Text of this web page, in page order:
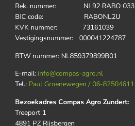
Rek. nummer: NL92 RABO
BIC code: RABONL2U
KVK nummer: 73161039
Vestigingsnummer: 000041224787
BTW nummer: NL859379899B01
E-mail: info@compas-agro.nl
Tel.: Paul Groenewegen / 06-82504611
Bezoekadres Compas Agro Zundert:
Treeport 1
4891 PZ Rijsbergen